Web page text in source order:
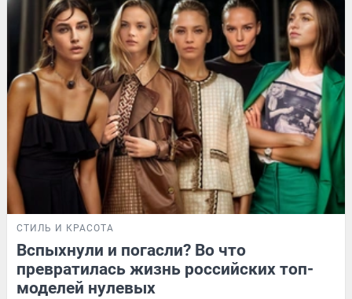
СТИЛЬ И КРАСОТА
Вспыхнули и погасли? Во что
превратилась жизнь российских топ-
моделей нулевых